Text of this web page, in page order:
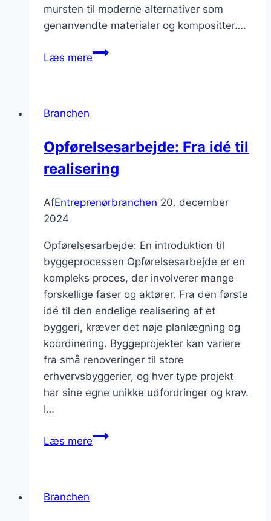
mursten til moderne alternativer som
genanvendte materialer og kompositter….
Læs mereByggematerialer
man
vælge?
Branchen
Opførelsesarbejde: Fra idé til
realisering
AfEntreprenørbranchen 20. december
2024
Opførelsesarbejde: En introduktion til
byggeprocessen Opførelsesarbejde er en
kompleks proces, der involverer mange
forskellige faser og aktører. Fra den første
idé til den endelige realisering af et
byggeri, kræver det nøje planlægning og
koordinering. Byggeprojekter kan variere
fra små renoveringer til store
erhvervsbyggerier, og hver type projekt
har sine egne unikke udfordringer og krav.
I…
Læs mereOpførelsesarbejde:
Branchen